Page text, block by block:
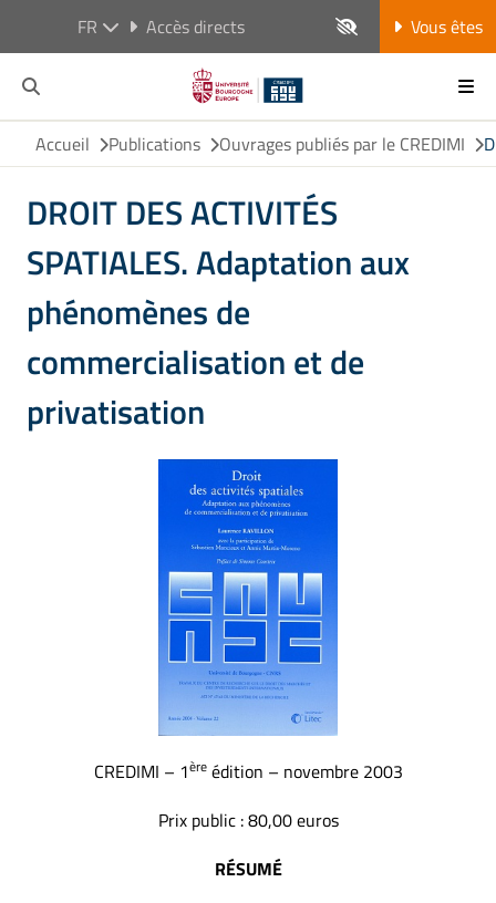
FR Accès directs Vous êtes
Accueil Publications Ouvrages publiés par le CREDIMI
DROIT DES ACTIVITÉS
SPATIALES. Adaptation aux
phénomènes de
commercialisation et de
privatisation
CREDIMI – 1èreédition – novembre 2003
Prix public : 80,00 euros
RÉSUMÉ